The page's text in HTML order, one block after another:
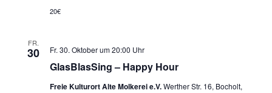
20€
FR.
30
GlasBlasSing – Happy Hour
Fr. 30. Oktober um 20:00 Uhr
Freie Kulturort Alte Molkerei e.V.Werther Str. 16, Bocholt,